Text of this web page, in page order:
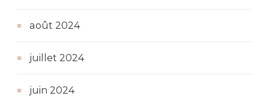
août 2024
juillet 2024
juin 2024